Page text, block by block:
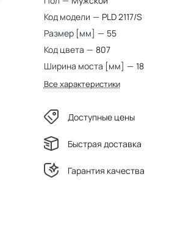
Код модели — PLD 2117/S
Размер [мм] — 55
Код цвета — 807
Ширина моста [мм] — 18
Все характеристики
Доступные цены
Быстрая доставка
Гарантия качества